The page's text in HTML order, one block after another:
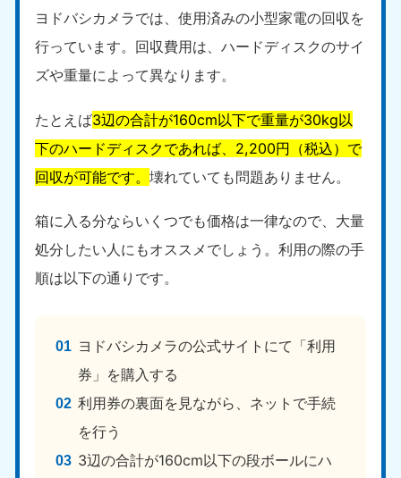
ヨドバシカメラでは、使用済みの小型家電の回収を
行っています。回収費用は、ハードディスクのサイ
ズや重量によって異なります。
たとえば3辺の合計が160cm以下で重量が30kg以
下のハードディスクであれば、2,200円（税込）で
回収が可能です。壊れていても問題ありません。
箱に入る分ならいくつでも価格は一律なので、大量
処分したい人にもオススメでしょう。利用の際の手
順は以下の通りです。
ヨドバシカメラの公式サイトにて「利用
券」を購入する
利用券の裏面を見ながら、ネットで手続
を行う
3辺の合計が160cm以下の段ボールにハ
大分県
050-1880-9893
9:00〜19:00 年中無休
宮崎県
050-1880-9890
9:00〜19:00 年中無休
050-1880-9892
9:00〜19:00 年中無休
050-1880-9887
9:00〜19:00 年中無休